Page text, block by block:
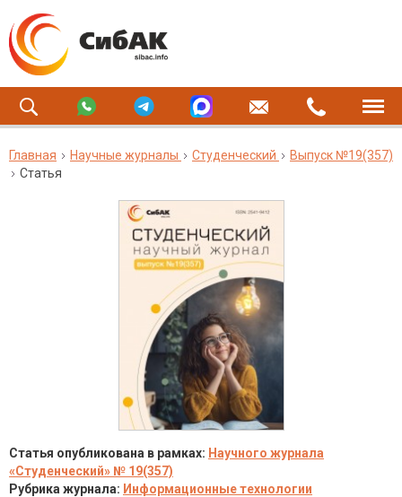
Главная Научные журналы Студенческий
Выпуск №19(357)
Статья
Статья опубликована в рамках: Научного журнала
«Студенческий» № 19(357)
Рубрика журнала: Информационные технологии